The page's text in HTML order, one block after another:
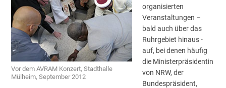
Vor dem AVRAM Konzert, Stadthalle
Mülheim, September 2012
organisierten
Veranstaltungen –
bald auch über das
Ruhrgebiet hinaus -
auf, bei denen häufig
die Ministerpräsidentin
von NRW, der
Bundespräsident,